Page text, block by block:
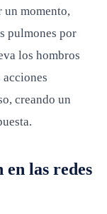
un momento,
pulmones por
los hombros
acciones
creando un
las redes